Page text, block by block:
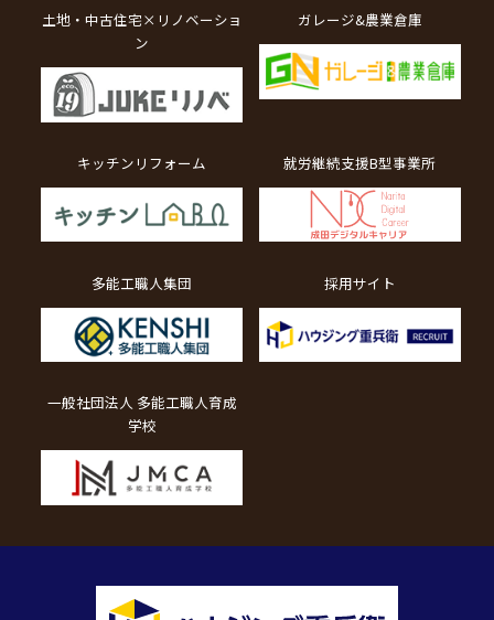
土地・中古住宅×リノベーショ
ン
ガレージ&農業倉庫
キッチンリフォーム 就労継続支援B型事業所
多能工職人集団 採用サイト
一般社団法人 多能工職人育成
学校